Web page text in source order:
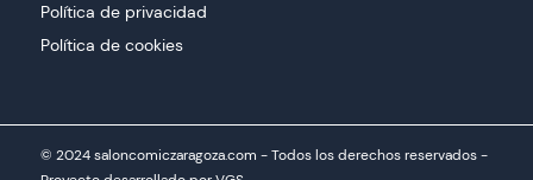
Política de privacidad
Política de cookies
© 2024 saloncomiczaragoza.com - Todos los derechos reservados -